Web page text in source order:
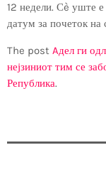
12 недели. Сè уште е
датум за почеток на
The post Aдел ги
нејзиниот тим се
Република.